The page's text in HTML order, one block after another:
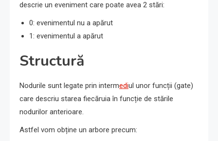
descrie un eveniment care poate avea 2 stări:
0: evenimentul nu a apărut
1: evenimentul a apărut
Structură
Nodurile sunt legate prin intermediul unor funcții (gate)
care descriu starea fiecăruia în funcție de stările
nodurilor anterioare.
Astfel vom obține un arbore precum: